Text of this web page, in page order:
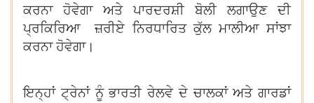
ਕਰਨਾ ਹੋਵੇਗਾ ਅਤੇ ਪਾਰਦਰਸ਼ੀ ਬੋਲੀ ਲਗਾਉਣ ਦੀ
ਪ੍ਰਕਿਰਿਆ ਜ਼ਰੀਏ ਨਿਰਧਾਰਿਤ ਕੁੱਲ ਮਾਲੀਆ ਸਾਂਝਾ
ਕਰਨਾ ਹੋਵੇਗਾ।
ਇਨ੍ਹਾਂ ਟ੍ਰੇਨਾਂ ਨੂੰ ਭਾਰਤੀ ਰੇਲਵੇ ਦੇ ਚਾਲਕਾਂ ਅਤੇ ਗਾਰਡਾਂ